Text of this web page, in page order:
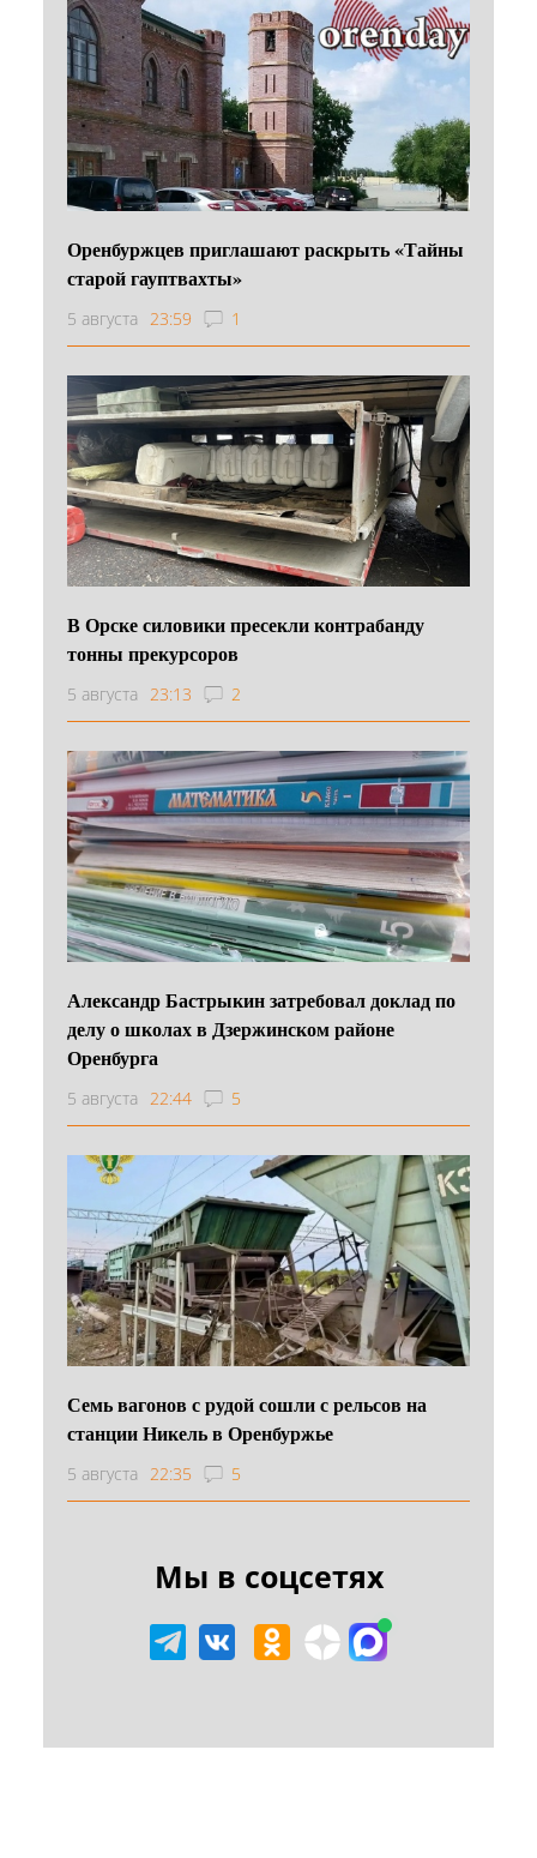
Оренбуржцев приглашают раскрыть «Тайны
старой гауптвахты»
5 августа 23:59 1
В Орске силовики пресекли контрабанду
тонны прекурсоров
5 августа 23:13 2
Александр Бастрыкин затребовал доклад по
делу о школах в Дзержинском районе
Оренбурга
5 августа 22:44 5
Семь вагонов с рудой сошли с рельсов на
станции Никель в Оренбуржье
5 августа 22:35 5
Мы в соцсетях